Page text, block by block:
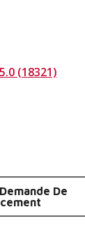
5.0 (18321)
De